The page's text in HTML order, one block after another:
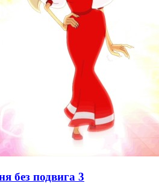
без подвига 3